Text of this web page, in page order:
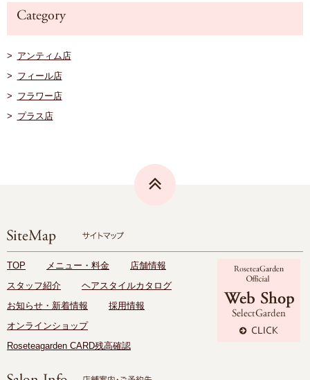
アンティム店
フィール店
フラワー店
プラス店
TOP メニュー・料金
店舗情報
スタッフ紹介
ヘアスタイルカタログ
お知らせ・新着情報
採用情報
オンラインショップ
Roseteagarden CARD残高確認